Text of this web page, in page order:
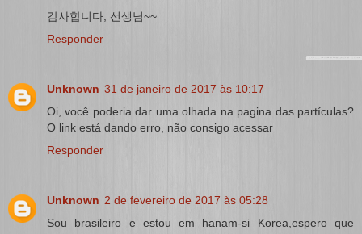
감사합니다, 선생님~~
Responder
Unknown 31 de janeiro de 2017 às 10:17
Oi, você poderia dar uma olhada na pagina das partículas?
O link está dando erro, não consigo acessar
Responder
Unknown 2 de fevereiro de 2017 às 05:28
Sou brasileiro e estou em hanam-si Korea,espero que